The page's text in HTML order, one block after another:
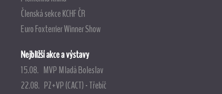
Členská sekce KCHF ČR
Euro Foxterrier Winner Show
Nejbližší akce a výstavy
15.08. MVP Mladá Boleslav
22.08. PZ+VP (CACT) - Třebíč